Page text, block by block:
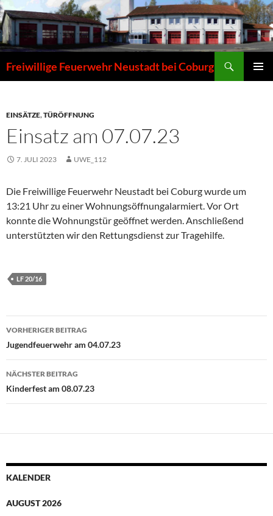
Zum
Inhalt
springen
Freiwillige Feuerwehr Neustadt bei Coburg
EINSÄTZE,TÜRÖFFNUNG
Einsatz am 07.07.23
7. JULI 2023 UWE_112
Die Freiwillige Feuerwehr Neustadt bei Coburg wurde um
13:21 Uhr zu einer Wohnungsöffnungalarmiert. Vor Ort
konnte die Wohnungstür geöffnet werden. Anschließend
unterstützten wir den Rettungsdienst zur Tragehilfe.
LF 20/16
Beitragsnavigation
VORHERIGER BEITRAG
Jugendfeuerwehr am 04.07.23
NÄCHSTER BEITRAG
Kinderfest am 08.07.23
KALENDER
AUGUST 2026